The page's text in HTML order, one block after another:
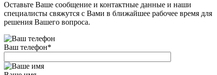
Оставьте Ваше сообщение и контактные данные и наши
специалисты свяжутся с Вами в ближайшее рабочее время для
решения Вашего вопроса.
Ваш телефон*